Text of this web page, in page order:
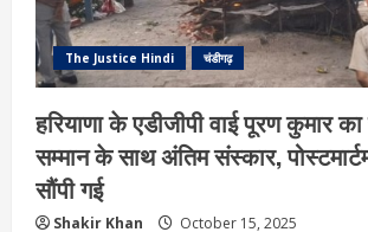
The Justice Hindi चंडीगढ़
हरियाणा के एडीजीपी वाई पूरण कुमार
सम्मान के साथ अंतिम संस्कार, पोस्टमार्टम
सौंपी गई
Shakir Khan October 15, 2025